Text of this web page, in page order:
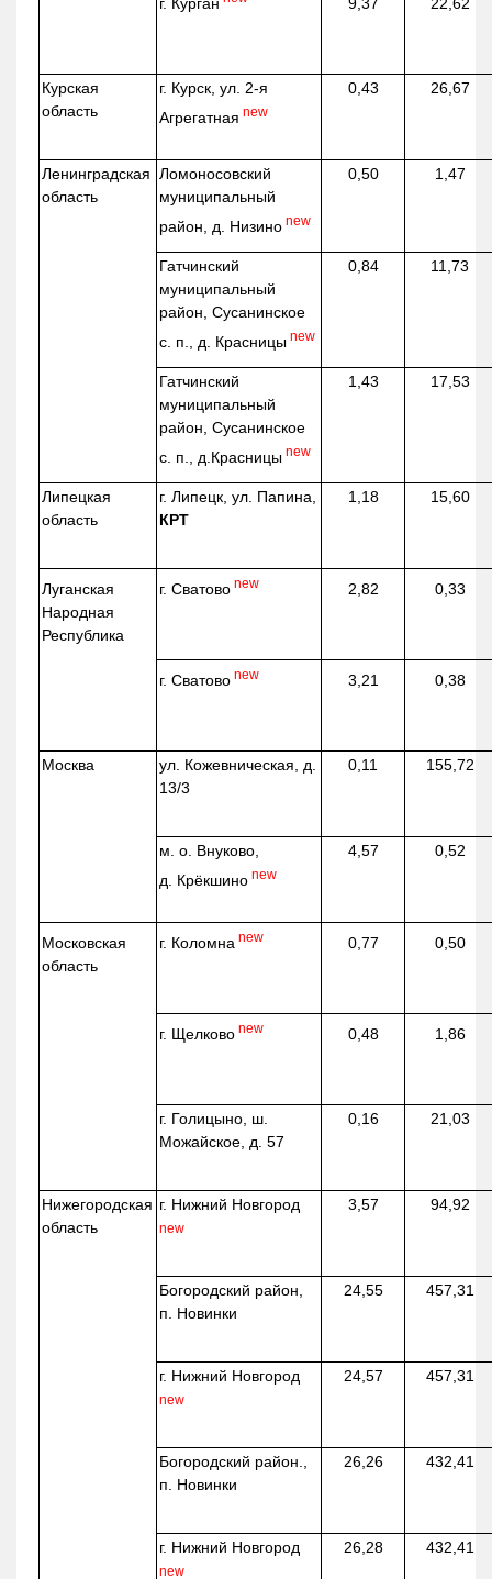
Курская
область
г. Курск, ул. 2-я
Агрегатная new
0,43 26,67
Ленинградская
область
Ломоносовский
муниципальный
район, д. Низино new
0,50 1,47
Гатчинский
муниципальный
район, Сусанинское
с. п., д. Красницы new
0,84 11,73
Гатчинский
муниципальный
район, Сусанинское
с. п., д.Красницы new
1,43 17,53
Липецкая
область
г. Липецк, ул. Папина,
КРТ
1,18 15,60
Луганская
Народная
Республика
г. Сватово new 2,82 0,33
г. Сватово new 3,21 0,38
Москва ул. Кожевническая , д.
13/3
0,11 155,72
м. о. Внуково,
д. Крёкшино new
4,57 0,52
Московская
область
г. Коломна new 0,77 0,50
г. Щелково new 0,48 1,86
г. Голицыно, ш.
Можайское, д. 57
0,16 21,03
Нижегородская
область
г. Нижний Новгород
new
3,57 94,92
Богородский район,
п. Новинки
24,55 457,31
г. Нижний Новгород
new
24,57 457,31
Богородский район.,
п. Новинки
26,26 432,41
г. Нижний Новгород
new
26,28 432,41